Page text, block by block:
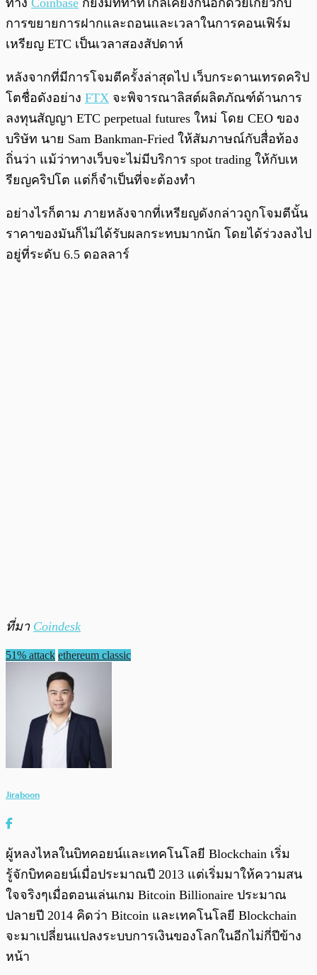
ทาง Coinbase ก็ยังมีทีท่าที่ใกล้เคียงกันอีกด้วยเกี่ยวกับ
การขยายการฝากและถอนและเวลาในการคอนเฟิร์ม
เหรียญ ETC เป็นเวลาสองสัปดาห์
หลังจากที่มีการโจมตีครั้งล่าสุดไป เว็บกระดานเทรดคริป
โตชื่อดังอย่าง FTX จะพิจารณาลิสต์ผลิตภัณฑ์ด้านการ
ลงทุนสัญญา ETC perpetual futures ใหม่ โดย CEO ของ
บริษัท นาย Sam Bankman-Fried ให้สัมภาษณ์กับสื่อท้อง
ถิ่นว่า แม้ว่าทางเว็บจะไม่มีบริการ spot trading ให้กับเห
รียญคริปโต แต่ก็จำเป็นที่จะต้องทำ
อย่างไรก็ตาม ภายหลังจากที่เหรียญดังกล่าวถูกโจมตีนั้น
ราคาของมันก็ไม่ได้รับผลกระทบมากนัก โดยได้ร่วงลงไป
อยู่ที่ระดับ 6.5 ดอลลาร์
ที่มา Coindesk
51% attack ethereum classic
Jiraboon
ผู้หลงไหลในบิทคอยน์และเทคโนโลยี Blockchain เริ่ม
รู้จักบิทคอยน์เมื่อประมาณปี 2013 แต่เริ่มมาให้ความสน
ใจจริงๆเมื่อตอนเล่นเกม Bitcoin Billionaire ประมาณ
ปลายปี 2014 คิดว่า Bitcoin และเทคโนโลยี Blockchain
จะมาเปลี่ยนแปลงระบบการเงินของโลกในอีกไม่กี่ปีข้าง
หน้า